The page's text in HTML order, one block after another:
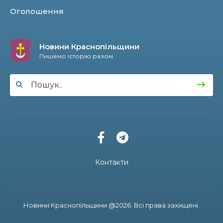
11:10
Інтелект, спорт та творчість: історія успіху
13:48
На щиті повернувся 39-річний прикордонник
На Сумщині розширено мережу мовлення
військового радіо «Армія FM»
Золотий фонд Краснопілля: випускниця ліцею
Оголошення
Новини Краснопільщини
Пишемо історію разом.
Новини Краснопільщини @2026. Всі права захищені.
Контакти